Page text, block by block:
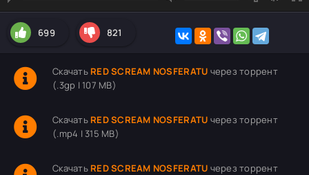
699 821
Скачать RED SCREAM NOSFERATU через торрент
(.3gp | 107 MB)
Скачать RED SCREAM NOSFERATU через торрент
(.mp4 | 315 MB)
Скачать RED SCREAM NOSFERATU через торрент